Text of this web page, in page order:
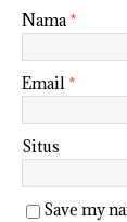
Nama*
Email *
Situs
Save my